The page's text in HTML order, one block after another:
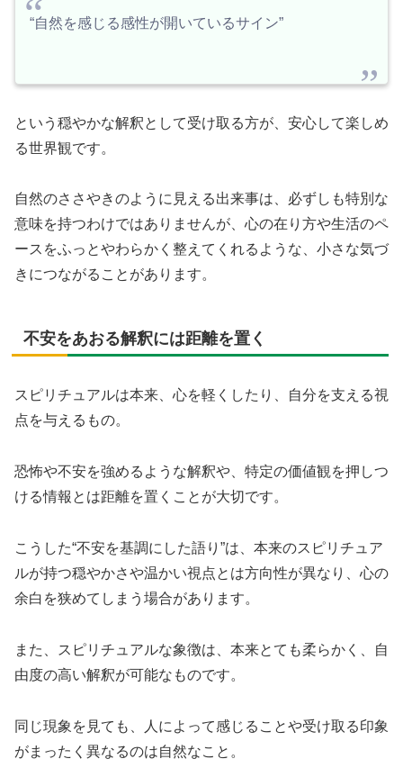
“自然を感じる感性が開いているサイン”
という穏やかな解釈として受け取る方が、安心して楽しめ
る世界観です。
自然のささやきのように見える出来事は、必ずしも特別な
意味を持つわけではありませんが、心の在り方や生活のペ
ースをふっとやわらかく整えてくれるような、小さな気づ
きにつながることがあります。
不安をあおる解釈には距離を置く
スピリチュアルは本来、心を軽くしたり、自分を支える視
点を与えるもの。
恐怖や不安を強めるような解釈や、特定の価値観を押しつ
ける情報とは距離を置くことが大切です。
こうした“不安を基調にした語り”は、本来のスピリチュア
ルが持つ穏やかさや温かい視点とは方向性が異なり、心の
余白を狭めてしまう場合があります。
また、スピリチュアルな象徴は、本来とても柔らかく、自
由度の高い解釈が可能なものです。
同じ現象を見ても、人によって感じることや受け取る印象
がまったく異なるのは自然なこと。